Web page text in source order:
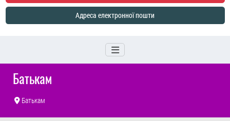
Адреса електронної пошти
Батькам
Батькам